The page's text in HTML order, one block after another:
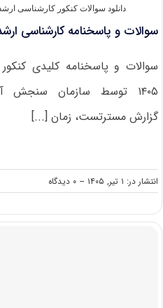
دانلود سوالات کنکور کارشناسی
سوالات و پاسخنامه کارشناسی ارشد
سوالات و پاسخنامه کلیدی
۱۴۰۵ توسط سازمان
گزارش مسترتست، زمان [...]
انتشار در: ۱ تیر, ۱۴۰۵ -- ۰ دیدگاه
on
سوالات
پاسخنامه